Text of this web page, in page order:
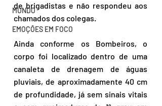
MUNDO
EMOÇÕES EM FOCO
de brigadistas e não respondeu aos
chamados dos colegas.
Ainda conforme os Bombeiros, o
corpo foi localizado dentro de uma
canaleta de drenagem de águas
pluviais, de aproximadamente 40 cm
de profundidade, já sem sinais vitais